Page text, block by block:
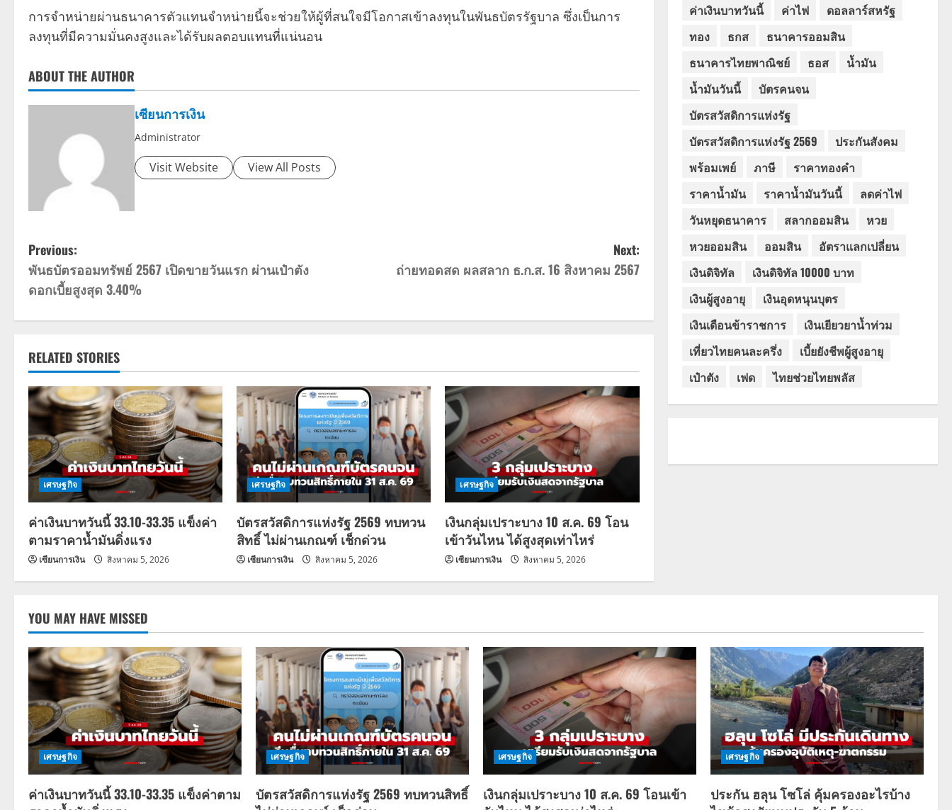
การจำหน่ายผ่านธนาคารตัวแทนจำหน่ายนี้จะช่วยให้ผู้ที่สนใจมีโอกาสเข้าลงทุนในพันธบัตรรัฐบาล ซึ่งเป็นการ
ลงทุนที่มีความมั่นคงสูงและได้รับผลตอบแทนที่แน่นอน
ABOUT THE AUTHOR
เซียนการเงิน
Administrator
Visit Website View All Posts
P
o
s
n
a
v
i
g
a
t
i
o
n
Previous:
พันธบัตรออมทรัพย์ 2567 เปิดขายวันแรก ผ่านเป๋าตัง
ดอกเบี้ยสูงสุด 3.40%
Next:
ถ่ายทอดสด ผลสลาก ธ.ก.ส. 16 สิงหาคม 2567
RELATED STORIES
เศรษฐกิจ
ค่าเงินบาทวันนี้ 33.10-33.35 แข็งค่า
ตามราคาน้ำมันดิ่งแรง
เซียนการเงิน สิงหาคม 5, 2026
เศรษฐกิจ
บัตรสวัสดิการแห่งรัฐ 2569 ทบทวน
สิทธิ์ ไม่ผ่านเกณฑ์ เช็กด่วน
เซียนการเงิน สิงหาคม 5, 2026
เศรษฐกิจ
เงินกลุ่มเปราะบาง 10 ส.ค. 69 โอน
เข้าวันไหน ได้สูงสุดเท่าไหร่
เซียนการเงิน สิงหาคม 5, 2026
ค่าเงินบาทวันนี้
ค่าไฟ
ดอลลาร์สหรัฐ
ทอง
ธกส
ธนาคารออมสิน
ธนาคารไทยพาณิชย์
ธอส
น้ำมัน
น้ำมันวันนี้
บัตรคนจน
บัตรสวัสดิการแห่งรัฐ
บัตรสวัสดิการแห่งรัฐ 2569
ประกันสังคม
พร้อมเพย์
ภาษี
ราคาทองคำ
ราคาน้ำมัน
ราคาน้ำมันวันนี้
ลดค่าไฟ
วันหยุดธนาคาร
สลากออมสิน
หวย
หวยออมสิน
ออมสิน
อัตราแลกเปลี่ยน
เงินดิจิทัล
เงินดิจิทัล 10000 บาท
เงินผู้สูงอายุ
เงินอุดหนุนบุตร
เงินเดือนข้าราชการ
เงินเยียวยาน้ำท่วม
เที่ยวไทยคนละครึ่ง
เบี้ยยังชีพผู้สูงอายุ
เป๋าตัง
เฟด ไทยช่วยไทยพลัส
YOU MAY HAVE MISSED
เศรษฐกิจ
ค่าเงินบาทวันนี้ 33.10-33.35 แข็งค่าตาม
เศรษฐกิจ
บัตรสวัสดิการแห่งรัฐ 2569 ทบทวนสิทธิ์
เศรษฐกิจ
เงินกลุ่มเปราะบาง 10 ส.ค. 69 โอนเข้า
เศรษฐกิจ
ประกัน ฮลุน โซโล่ คุ้มครองอะไรบ้าง